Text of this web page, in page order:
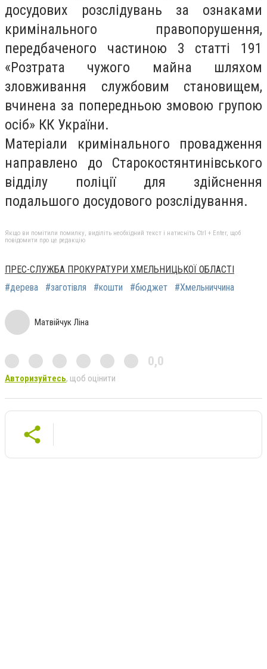
досудових розслідувань за ознаками
кримінального правопорушення,
передбаченого частиною 3 статті 191
«Розтрата чужого майна шляхом
зловживання службовим становищем,
вчинена за попередньою змовою групою
осіб» КК України.
Матеріали кримінального провадження
направлено до Старокостянтинівського
відділу поліції для здійснення
подальшого досудового розслідування.
Якщо ви помітили помилку, виділіть необхідний текст і натисніть Ctrl + Enter, щоб
повідомити про це редакцію
ПРЕС-СЛУЖБА ПРОКУРАТУРИ ХМЕЛЬНИЦЬКОЇ ОБЛАСТІ
#дерева
#заготівля #кошти #бюджет #Хмельниччина
Матвійчук Ліна
0,0
Авторизуйтесь, щоб оцінити